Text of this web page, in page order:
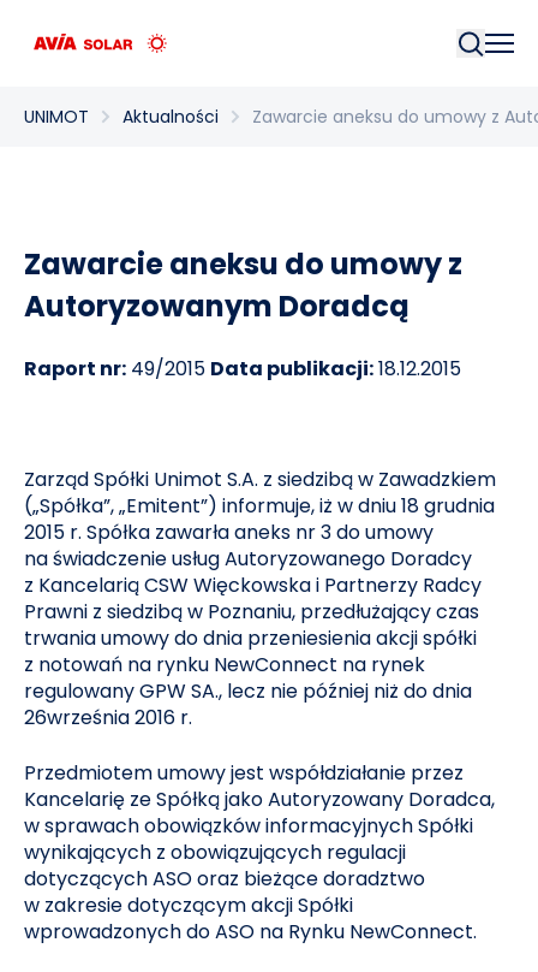
UNIMOT Aktualności Zawarcie aneksu do umowy z
Zawarcie aneksu do umowy z
Autoryzowanym Doradcą
Raport nr: 49/2015 Data publikacji:18.12.2015
Zarząd Spółki Unimot S.A. z siedzibą w Zawadzkiem
(„Spółka”, „Emitent”) informuje, iż w dniu 18 grudnia
2015 r. Spółka zawarła aneks nr 3 do umowy
na świadczenie usług Autoryzowanego Doradcy
z Kancelarią CSW Więckowska i Partnerzy Radcy
Prawni z siedzibą w Poznaniu, przedłużający czas
trwania umowy do dnia przeniesienia akcji spółki
z notowań na rynku NewConnect na rynek
regulowany GPW SA., lecz nie później niż do dnia
26września 2016 r.
Przedmiotem umowy jest współdziałanie przez
Kancelarię ze Spółką jako Autoryzowany Doradca,
w sprawach obowiązków informacyjnych Spółki
wynikających z obowiązujących regulacji
dotyczących ASO oraz bieżące doradztwo
w zakresie dotyczącym akcji Spółki
wprowadzonych do ASO na Rynku NewConnect.